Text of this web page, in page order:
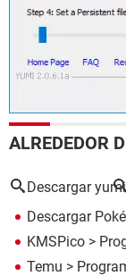
ALREDEDOR
Descargar yumi
Descargar
KMSPico >
Temu >